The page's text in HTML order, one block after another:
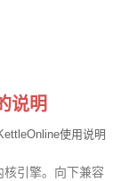
说明
使用说明
引擎。向下兼容